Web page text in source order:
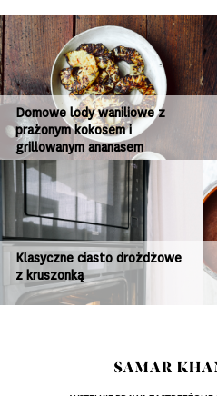
Domowe lody waniliowe z
prażonym kokosem i
grillowanym ananasem
Klasyczne ciasto drożdżowe
z kruszonką